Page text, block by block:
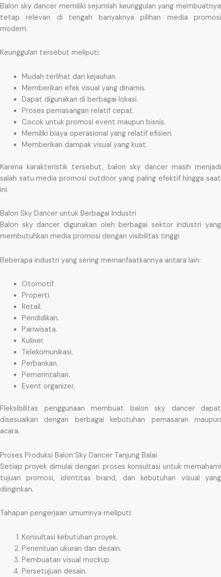
Balon sky dancer memiliki sejumlah keunggulan yang membuatnya
tetap relevan di tengah banyaknya pilihan media promosi
modern.
Keunggulan tersebut meliputi:
Mudah terlihat dari kejauhan.
Memberikan efek visual yang dinamis.
Dapat digunakan di berbagai lokasi.
Proses pemasangan relatif cepat.
Cocok untuk promosi event maupun bisnis.
Memiliki biaya operasional yang relatif efisien.
Memberikan dampak visual yang kuat.
Karena karakteristik tersebut, balon sky dancer masih menjadi
salah satu media promosi outdoor yang paling efektif hingga saat
ini.
Balon Sky Dancer untuk Berbagai Industri
Balon sky dancer digunakan oleh berbagai sektor industri yang
membutuhkan media promosi dengan visibilitas tinggi.
Beberapa industri yang sering memanfaatkannya antara lain:
Otomotif.
Properti.
Retail.
Pendidikan.
Pariwisata.
Kuliner.
Telekomunikasi.
Perbankan.
Pemerintahan.
Event organizer.
Fleksibilitas penggunaan membuat balon sky dancer dapat
disesuaikan dengan berbagai kebutuhan pemasaran maupun
acara.
Proses Produksi Balon Sky Dancer Tanjung Balai
Setiap proyek dimulai dengan proses konsultasi untuk memahami
tujuan promosi, identitas brand, dan kebutuhan visual yang
diinginkan.
Tahapan pengerjaan umumnya meliputi:
Konsultasi kebutuhan proyek.
Penentuan ukuran dan desain.
Pembuatan visual mockup.
Persetujuan desain.